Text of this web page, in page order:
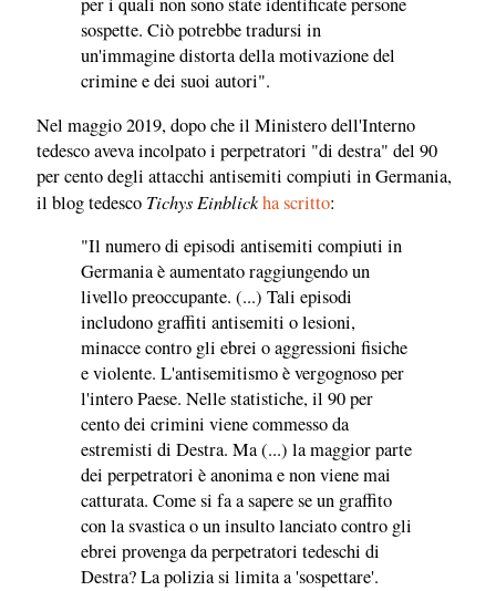
sospette. Ciò potrebbe tradursi in
un'immagine distorta della motivazione del
crimine e dei suoi autori".
Nel maggio 2019, dopo che il Ministero dell'Interno
tedesco aveva incolpato i perpetratori "di destra" del 90
per cento degli attacchi antisemiti compiuti in Germania,
il blog tedesco Tichys Einblickha scritto:
"Il numero di episodi antisemiti compiuti in
Germania è aumentato raggiungendo un
livello preoccupante. (...) Tali episodi
includono graffiti antisemiti o lesioni,
minacce contro gli ebrei o aggressioni fisiche
e violente. L'antisemitismo è vergognoso per
l'intero Paese. Nelle statistiche, il 90 per
cento dei crimini viene commesso da
estremisti di Destra. Ma (...) la maggior parte
dei perpetratori è anonima e non viene mai
catturata. Come si fa a sapere se un graffito
con la svastica o un insulto lanciato contro gli
ebrei provenga da perpetratori tedeschi di
Destra? La polizia si limita a 'sospettare'.